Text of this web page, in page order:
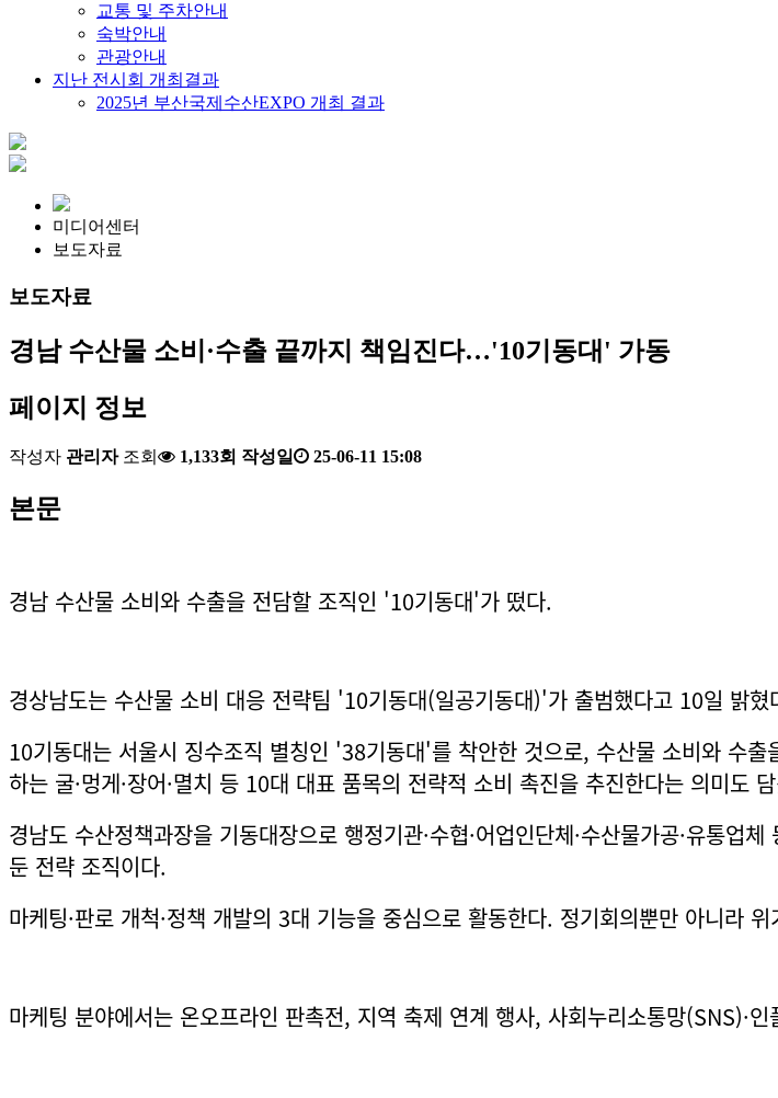
교통 및 주차안내
숙박안내
관광안내
지난 전시회 개최결과
2025년 부산국제수산EXPO 개최 결과
미디어센터
보도자료
보도자료
경남 수산물 소비·수출 끝까지 책임진다…'10기동대' 가동
페이지 정보
작성자 관리자 조회 1,133회 작성일 25-06-11 15:08
본문
경남 수산물 소비와 수출을 전담할 조직인 '10기동대'가 떴다.
경상남도는 수산물 소비 대응 전략팀 '10기동대(일공기동대)'가 출범했다고 10일 밝혔
10기동대는 서울시 징수조직 별칭인 '38기동대'를 착안한 것으로, 수산물 소비와 수
하는 굴·멍게·장어·멸치 등 10대 대표 품목의 전략적 소비 촉진을 추진한다는 의미도
경남도 수산정책과장을 기동대장으로 행정기관·수협·어업인단체·수산물가공·유통
둔 전략 조직이다.
마케팅·판로 개척·정책 개발의 3대 기능을 중심으로 활동한다. 정기회의뿐만 아니라
마케팅 분야에서는 온오프라인 판촉전, 지역 축제 연계 행사, 사회누리소통망(SNS)·